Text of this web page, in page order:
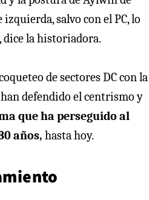
salvo con el PC, lo
dice la historiadora.
de sectores DC con la
defendido el centrismo y
que ha perseguido al
años, hasta hoy.